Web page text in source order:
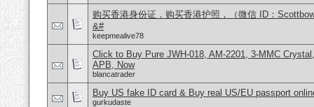
购买香港身份证，购买香港护照，（微信 ID：
&#
keepmealive78
Click to Buy Pure JWH-018, AM-2201, 3-MMC
APB, Now
blancatrader
Buy US fake ID card & Buy real US/EU passport
gurkudaste